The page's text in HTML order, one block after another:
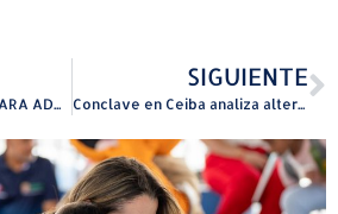
TALLERES DE MUSICA PARA ADULTOS MAYORES
SIGUIENTE
Conclave en Ceiba analiza alternativas ante eliminación Fondo Equiparación